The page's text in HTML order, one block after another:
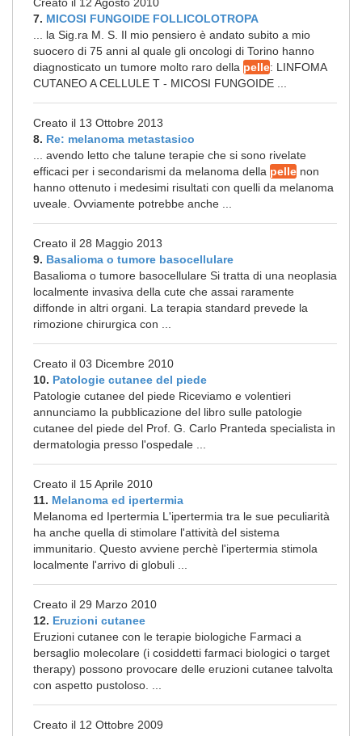
7. MICOSI FUNGOIDE FOLLICOLOTROPA
... la Sig.ra M. S. Il mio pensiero è andato subito a mio
suocero di 75 anni al quale gli oncologi di Torino hanno
diagnosticato un tumore molto raro della pelle: LINFOMA
CUTANEO A CELLULE T - MICOSI FUNGOIDE ...
Creato il 13 Ottobre 2013
8. Re: melanoma metastasico
... avendo letto che talune terapie che si sono rivelate
efficaci per i secondarismi da melanoma della pelle non
hanno ottenuto i medesimi risultati con quelli da melanoma
uveale. Ovviamente potrebbe anche ...
Creato il 28 Maggio 2013
9. Basalioma o tumore basocellulare
Basalioma o tumore basocellulare Si tratta di una neoplasia
localmente invasiva della cute che assai raramente
diffonde in altri organi. La terapia standard prevede la
rimozione chirurgica con ...
Creato il 03 Dicembre 2010
10. Patologie cutanee del piede
Patologie cutanee del piede Riceviamo e volentieri
annunciamo la pubblicazione del libro sulle patologie
cutanee del piede del Prof. G. Carlo Pranteda specialista in
dermatologia presso l'ospedale ...
Creato il 15 Aprile 2010
11. Melanoma ed ipertermia
Melanoma ed Ipertermia L'ipertermia tra le sue peculiarità
ha anche quella di stimolare l'attività del sistema
immunitario. Questo avviene perchè l'ipertermia stimola
localmente l'arrivo di globuli ...
Creato il 29 Marzo 2010
12. Eruzioni cutanee
Eruzioni cutanee con le terapie biologiche Farmaci a
bersaglio molecolare (i cosiddetti farmaci biologici o target
therapy) possono provocare delle eruzioni cutanee talvolta
con aspetto pustoloso. ...
Creato il 12 Ottobre 2009